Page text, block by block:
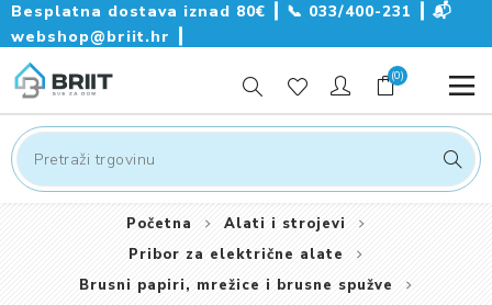
Besplatna dostava iznad 80€ ┃ 📞 033/400-231
📬
webshop@briit.hr
(0)
Početna
Alati i strojevi
Pribor za električne alate
Brusni papiri, mrežice i brusne spužve